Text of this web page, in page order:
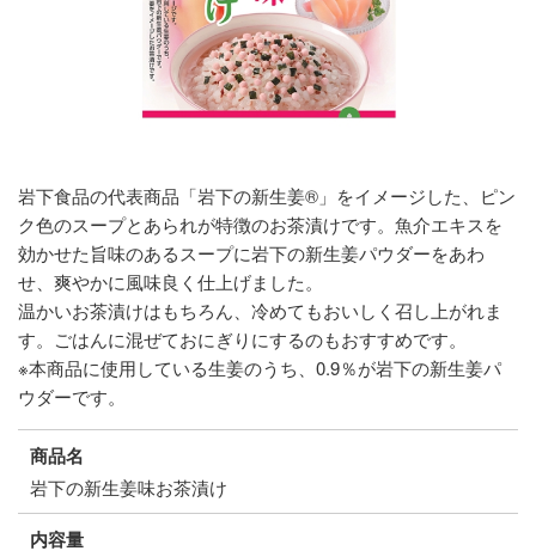
岩下食品の代表商品「岩下の新生姜®」をイメージした、ピン
ク色のスープとあられが特徴のお茶漬けです。魚介エキスを
効かせた旨味のあるスープに岩下の新生姜パウダーをあわ
せ、爽やかに風味良く仕上げました。
温かいお茶漬けはもちろん、冷めてもおいしく召し上がれま
す。ごはんに混ぜておにぎりにするのもおすすめです。
※本商品に使用している生姜のうち、0.9％が岩下の新生姜パ
ウダーです。
商品名
岩下の新生姜味お茶漬け
内容量